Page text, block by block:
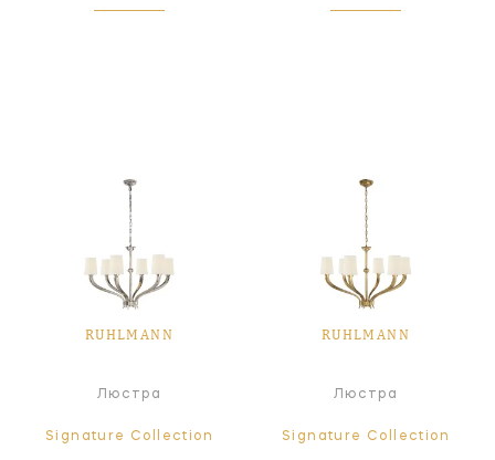
RUHLMANN
Люстра
Signature Collection
RUHLMANN
Люстра
Signature Collection